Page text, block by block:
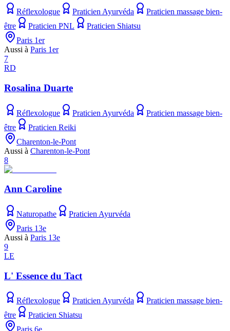
Réflexologue Praticien Ayurvéda
Praticien massage bien-
être
Praticien PNL
Praticien Shiatsu
Paris 1er
Aussi à Paris 1er
7
RD
Rosalina Duarte
Réflexologue Praticien Ayurvéda
Praticien massage bien-
être
Praticien Reiki
Charenton-le-Pont
Aussi à Charenton-le-Pont
8
Ann Caroline
Naturopathe
Praticien Ayurvéda
Paris 13e
Aussi à Paris 13e
9
LE
L' Essence du Tact
Réflexologue Praticien Ayurvéda
Praticien massage bien-
être
Praticien Shiatsu